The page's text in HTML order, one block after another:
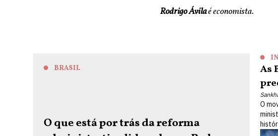
Rodrigo Ávilaé economista.
BRASIL
O que está por trás da reforma
As
O